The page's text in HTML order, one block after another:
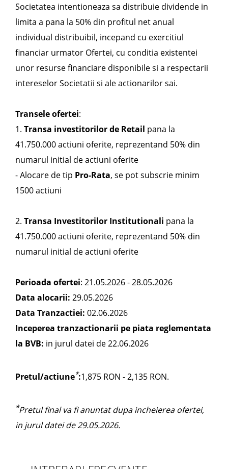
Societatea intentioneaza sa distribuie dividende in
limita a pana la 50% din profitul net anual
individual distribuibil, incepand cu exercitiul
financiar urmator Ofertei, cu conditia existentei
unor resurse financiare disponibile si a respectarii
intereselor Societatii si ale actionarilor sai.
Transele ofertei:
1. Transa investitorilor de Retail pana la
41.750.000 actiuni oferite, reprezentand 50% din
numarul initial de actiuni oferite
- Alocare de tip Pro-Rata, se pot subscrie minim
1500 actiuni
2. Transa Investitorilor Institutionali pana la
41.750.000 actiuni oferite, reprezentand 50% din
numarul initial de actiuni oferite
Perioada ofertei: 21.05.2026 - 28.05.2026
Data alocarii: 29.05.2026
Data Tranzactiei: 02.06.2026
Inceperea tranzactionarii pe piata reglementata
la BVB: in jurul datei de 22.06.2026
Pretul/actiune*:1,875 RON - 2,135 RON.
*Pretul final va fi anuntat dupa incheierea ofertei,
in jurul datei de 29.05.2026.